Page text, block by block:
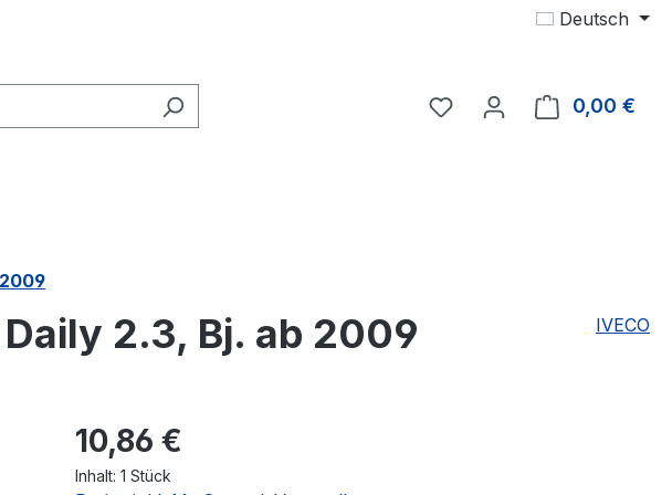
Deutsch
Du hast 0 Produkte auf
0,00 €
2.3, Bj. ab 2009 IVECO
Regulärer Preis:
10,86 €
Inhalt: 1 Stück